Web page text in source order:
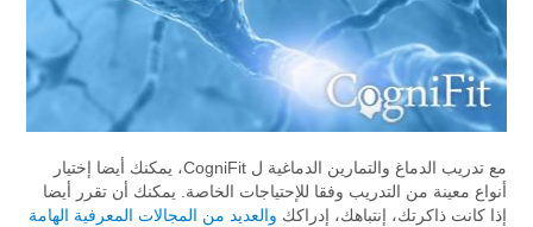
مع تدريب الدماغ والتمارين الدماغية ل CogniFit، يمكنك أيضا إختيار
أنواع معينة من التدريب وفقا للإحتياجات الخاصة. يمكنك أن تقرر أيضا
إذا كانت ذاكرتك، إنتباهك، إدراكك والعديد من المجالات المعرفية الهامة